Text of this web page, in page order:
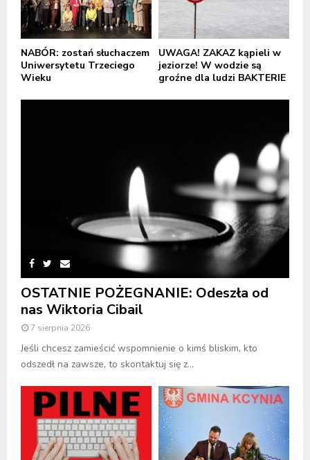
NABÓR: zostań słuchaczem
Uniwersytetu Trzeciego
Wieku
UWAGA! ZAKAZ kąpieli w
jeziorze! W wodzie są
groźne dla ludzi BAKTERIE
OSTATNIE POŻEGNANIE: Odeszła od
nas Wiktoria Cibail
7 sierpnia 2026
Jeśli chcesz zamieścić wspomnienie o kimś bliskim, kto
odszedł na zawsze, to skontaktuj się z...